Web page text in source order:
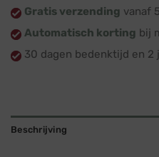
Gratis verzending vanaf
Automatisch korting bij
30 dagen bedenktijd en 2
Beschrijving